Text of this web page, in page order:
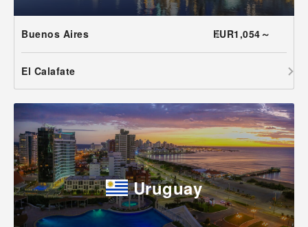
Buenos Aires EUR1,054～
El Calafate
Uruguay